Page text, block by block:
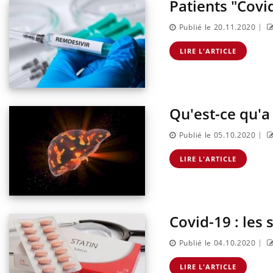
Patients
Publié le 20.11.2020 |
LIRE L'ARTICLE
Qu'est-ce
Publié le 05.10.2020 |
LIRE L'ARTICLE
Covid-19 : les
Publié le 04.10.2020 |
LIRE L'ARTICLE